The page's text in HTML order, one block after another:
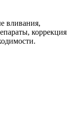
вливания,
коррекция